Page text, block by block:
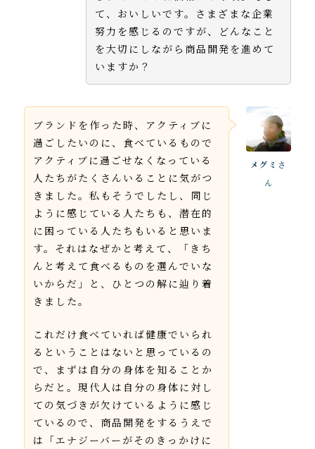
て、おいしいです。さまざまな企業
努力を感じるのですが、どんなこと
を大切にしながら商品開発を進めて
いますか？
メグミ さ
ん
ブランドを作った時、アクティブに
過ごしたいのに、食べているもので
アクティブに過ごせなくなっている
人たちがたくさんいることに気がつ
きました。私もそうでしたし、同じ
ように感じている人たちも、潜在的
に困っている人たちもいると思いま
す。それはなぜかと考えて、「きち
んと考えて食べるものを選んでいな
いからだ」と、ひとつの解に辿り着
きました。
これだけ食べていれば健康でいられ
るということはないと思っているの
で、まずは自分の身体を知ることか
らだと。現代人は自分の身体に対し
ての気づきが欠けているように感じ
ているので、商品開発をするうえで
は「エナジーバーがそのきっかけに